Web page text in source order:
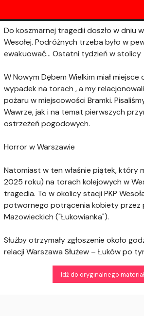
Do koszmarnej tragedii doszło w dniu
Wesołej. Podróżnych trzeba było w
ewakuować... Ostatni tydzień w stolicy
W Nowym Dębem Wielkim miał
wypadek na torach , a my
pożaru w miejscowości Bramki.
Wawrze, jak i na temat pierwszych
ostrzeżeń pogodowych.
Horror w Warszawie
Natomiast w ten właśnie piątek, który
2025 roku) na torach kolejowych w
tragedia. To w okolicy stacji PKP
potwornego potrącenia kobiety przez
Mazowieckich ("Łukowianka").
Służby otrzymały zgłoszenie około
relacji Warszawa Służew – Łuków po
Idź do oryginalnego